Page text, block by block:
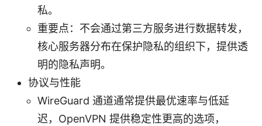
私。
重要点：不会通过第三方服务进行数据转发，
核心服务器分布在保护隐私的组织下，提供透
明的隐私声明。
协议与性能
WireGuard 通道通常提供最优速率与低延
迟，OpenVPN 提供稳定性更高的选项，